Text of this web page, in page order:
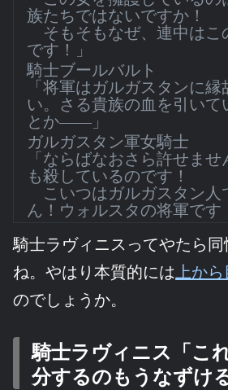
族たちではないですか！
そもそもなぜ、連中はこ
です！」
騎士ブールバルト
「将軍はガルガスタンに縁
い。さる貴族の血を引いて
とか――」
ガルガスタン軍女騎士
「ならばなおさら許せま
も殺しているのです！
こいつはガルガスタン人
ん！ウォルスタの将軍です
騎士ラヴィニスってやたら
ね。やはり本質的には上か
のでしょうか。
騎士ラヴィニス「こ
分するのもうなずけ